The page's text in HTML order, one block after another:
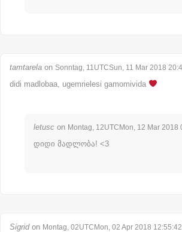
tamtarela on Sonntag, 11UTCSun, 11 Mar 2018
didi madlobaa, ugemrielesi gamomivida
letusc on Montag, 12UTCMon, 12 Mar
დიდი მადლობა! <3
Sigridon Montag, 02UTCMon, 02 Apr 2018